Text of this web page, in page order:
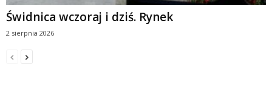
Świdnica wczoraj i dziś. Rynek
2 sierpnia 2026